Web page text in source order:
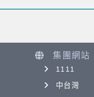
集團網站
1111
中台灣